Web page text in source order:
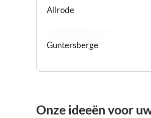
Allrode
Guntersberge
Onze ideeën voor